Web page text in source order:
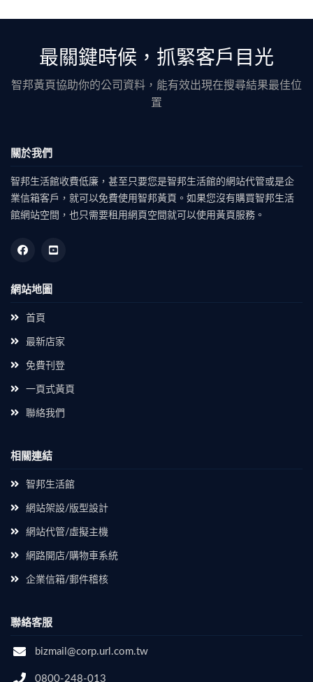
最關鍵時候，抓緊客戶目光
智邦黃頁協助你的公司資料，能有效出現在搜尋結果最佳位
置
關於我們
智邦生活館收費低廉，甚至只要您是智邦生活館的網站代管或是企
業信箱客戶，就可以免費使用智邦黃頁。如果您沒有購買智邦生活
館網站空間，也只需要租用網頁空間就可以使用黃頁服務。
網站地圖
首頁
最新店家
免費刊登
一頁式黃頁
聯絡我們
相關連結
智邦生活館
網站架設/版型設計
網站代管/虛擬主機
網路開店/購物車系統
企業信箱/郵件稽核
聯絡客服
bizmail@corp.url.com.tw
0800-248-013